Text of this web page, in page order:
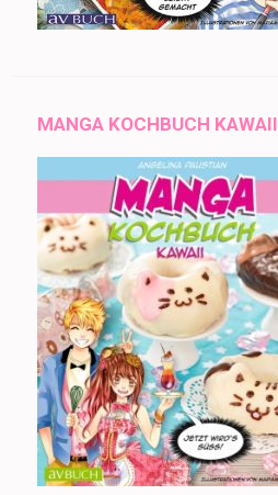
MANGA KOCHBUCH KAWAII